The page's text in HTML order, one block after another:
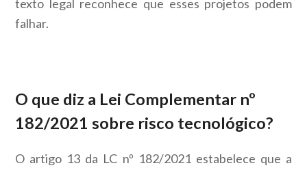
texto legal reconhece que esses projetos podem
falhar.
O que diz a Lei Complementar nº
182/2021 sobre risco tecnológico?
O artigo 13 da LC nº 182/2021 estabelece que a